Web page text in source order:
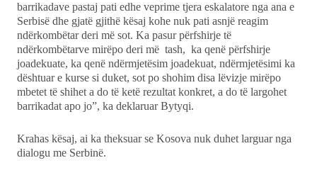
barrikadave pastaj pati edhe veprime tjera eskalatore nga ana e
Serbisë dhe gjatë gjithë kësaj kohe nuk pati asnjë reagim
ndërkombëtar deri më sot. Ka pasur përfshirje të
ndërkombëtarve mirëpo deri më tash, ka qenë përfshirje
joadekuate, ka qenë ndërmjetësim joadekuat, ndërmjetësimi ka
dështuar e kurse si duket, sot po shohim disa lëvizje mirëpo
mbetet të shihet a do të ketë rezultat konkret, a do të largohet
barrikadat apo jo”, ka deklaruar Bytyqi.
Krahas kësaj, ai ka theksuar se Kosova nuk duhet larguar nga
dialogu me Serbinë.